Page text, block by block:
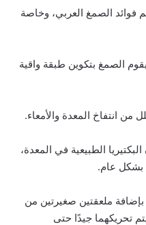
فوائد الصمغ العربي، وخاصة
الصمغ بتكوين طبقة واقية
انتفاخ المعدة والأمعاء.
الطبيعية في المعدة،
عام.
ملعقتين صغيرتين من
تحريكهما جيدًا حتى